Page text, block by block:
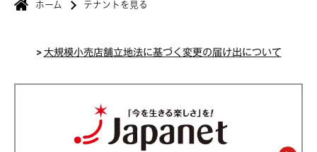
ホーム テナントを見る
>大規模小売店舗立地法に基づく変更の届け出について